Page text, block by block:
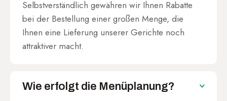
Selbstverständlich gewähren wir Ihnen Rabatte
bei der Bestellung einer großen Menge, die
Ihnen eine Lieferung unserer Gerichte noch
attraktiver macht.
Wie erfolgt die Menüplanung?